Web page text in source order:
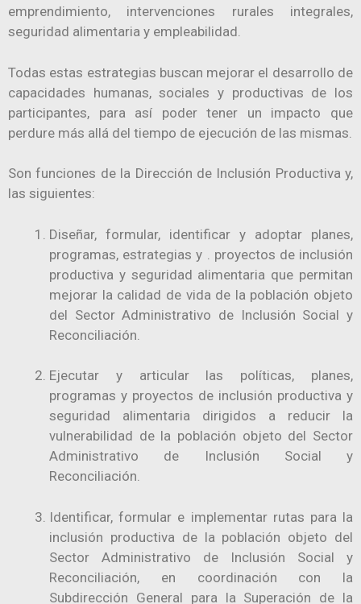
emprendimiento, intervenciones rurales integrales,
seguridad alimentaria y empleabilidad.
Todas estas estrategias buscan mejorar el desarrollo de
capacidades humanas, sociales y productivas de los
participantes, para así poder tener un impacto que
perdure más allá del tiempo de ejecución de las mismas.
​Son funciones de la Dirección de Inclusión Productiva y,
las siguientes:
Diseñar, formular, identificar y adoptar planes,
programas, estrategias y . proyectos de inclusión
productiva y seguridad alimentaria que permitan
mejorar la calidad de vida de la población objeto
del Sector Administrativo de Inclusión Social y
Reconciliación.
Ejecutar y articular las políticas, planes,
programas y proyectos de inclusión productiva y
seguridad alimentaria dirigidos a reducir la
vulnerabilidad de la población objeto del Sector
Administrativo de Inclusión Social y
Reconciliación.
Identificar, formular e implementar rutas para la
inclusión productiva de la población objeto del
Sector Administrativo de Inclusión Social y
Reconciliación, en coordinación con la
Subdirección General para la Superación de la